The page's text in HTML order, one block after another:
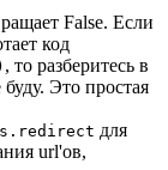
False. Если
код
, то разберитесь в
Это простая
для
url'ов,